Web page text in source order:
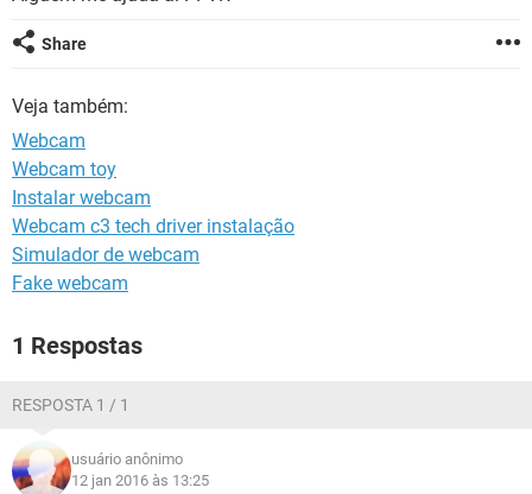
INSTAGRAM
GUIA DE COMPRAS
Share
Veja também:
Webcam
Webcam toy
Instalar webcam
Webcam c3 tech driver instalação
Simulador de webcam
Fake webcam
1 Respostas
RESPOSTA 1 / 1
usuário anônimo
12 jan 2016 às 13:25